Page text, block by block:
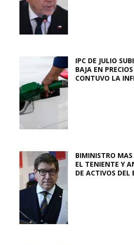
IPC DE JULIO
BAJA EN
CONTUVO LA
BIMINISTRO MAS
EL TENIENTE Y
DE ACTIVOS DEL